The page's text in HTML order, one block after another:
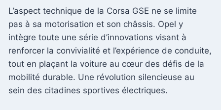
L’aspect technique de la Corsa GSE ne se limite
pas à sa motorisation et son châssis. Opel y
intègre toute une série d’innovations visant à
renforcer la convivialité et l’expérience de conduite,
tout en plaçant la voiture au cœur des défis de la
mobilité durable. Une révolution silencieuse au
sein des citadines sportives électriques.